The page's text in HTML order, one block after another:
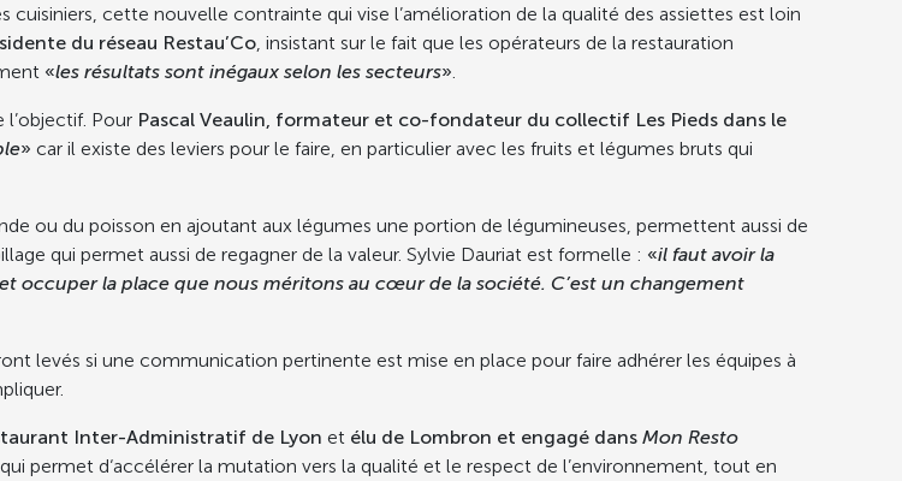
cuisiniers, cette nouvelle contrainte qui vise l’amélioration de la qualité des assiettes est loin
du réseau Restau’Co , insistant sur le fait que les opérateurs de la restauration
«les résultats sont inégaux selon les secteurs»
l’objectif. Pour Pascal Veaulin, formateur et co-fondateur du collectif Les Pieds dans le
» car il existe des leviers pour le faire, en particulier avec les fruits et légumes bruts qui
ou du poisson en ajoutant aux légumes une portion de légumineuses, permettent aussi de
qui permet aussi de regagner de la valeur. Sylvie Dauriat est formelle : «il faut avoir la
occuper la place que nous méritons au cœur de la société. C’est un changement
levés si une communication pertinente est mise en place pour faire adhérer les équipes à
Inter-Administratif de Lyon et élu de Lombron et engagé dans Mon Resto
permet d‘accélérer la mutation vers la qualité et le respect de l’environnement, tout en